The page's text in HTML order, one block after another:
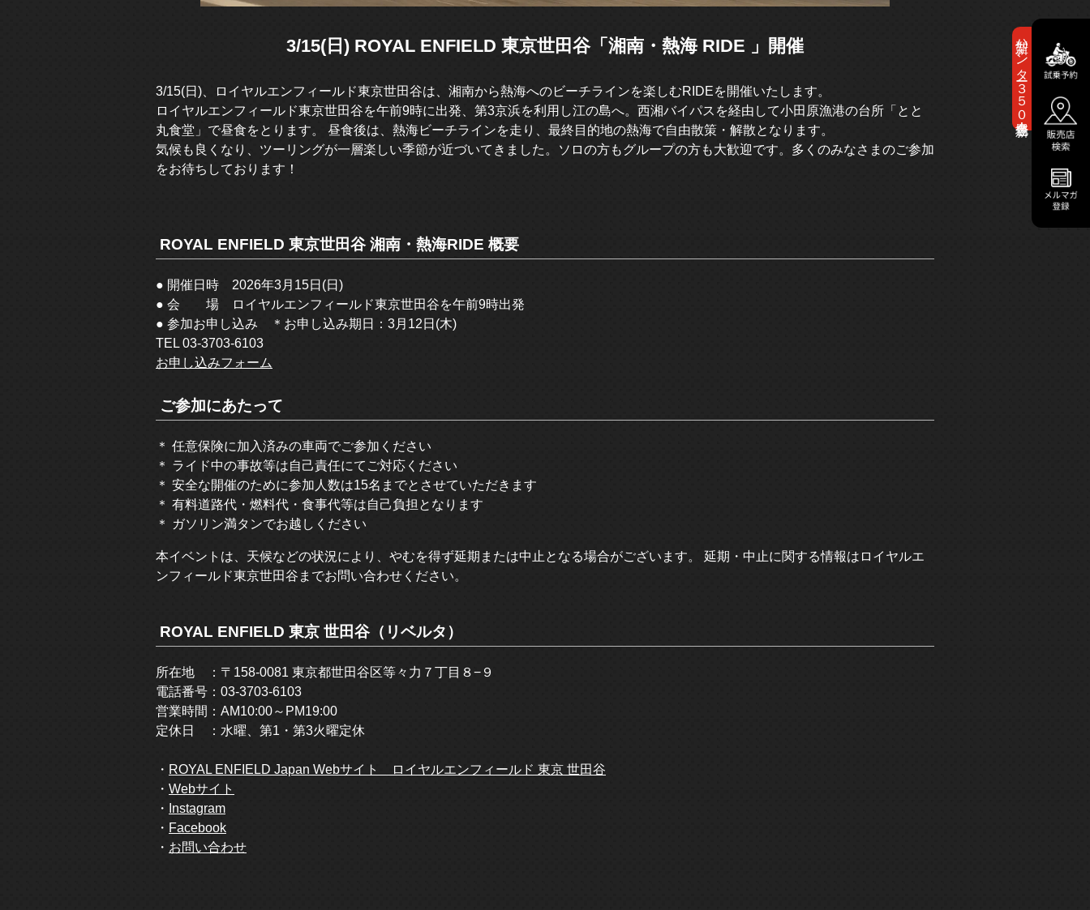
新型ハンター３５０新色登場！
3/15(日) ROYAL ENFIELD 東京世田谷「湘南・熱海 RIDE 」開催
3/15(日)、ロイヤルエンフィールド東京世田谷は、湘南から熱海へのビーチラインを楽しむRIDEを開催いたします。
ロイヤルエンフィールド東京世田谷を午前9時に出発、第3京浜を利用し江の島へ。西湘バイパスを経由して小田原漁港の台所「とと
丸食堂」で昼食をとります。 昼食後は、熱海ビーチラインを走り、最終目的地の熱海で自由散策・解散となります。
気候も良くなり、ツーリングが一層楽しい季節が近づいてきました。ソロの方もグループの方も大歓迎です。多くのみなさまのご参加
をお待ちしております！
ROYAL ENFIELD 東京世田谷 湘南・熱海RIDE 概要
● 開催日時 2026年3月15日(日)
● 会 場 ロイヤルエンフィールド東京世田谷を午前9時出発
● 参加お申し込み ＊お申し込み期日：3月12日(木)
TEL 03-3703-6103
お申し込みフォーム
ご参加にあたって
＊ 任意保険に加入済みの車両でご参加ください
＊ ライド中の事故等は自己責任にてご対応ください
＊ 安全な開催のために参加人数は15名までとさせていただきます
＊ 有料道路代・燃料代・食事代等は自己負担となります
＊ ガソリン満タンでお越しください
本イベントは、天候などの状況により、やむを得ず延期または中止となる場合がございます。 延期・中止に関する情報はロイヤルエ
ンフィールド東京世田谷までお問い合わせください。
ROYAL ENFIELD 東京 世田谷（リベルタ）
所在地 ：〒158-0081 東京都世田谷区等々力７丁目８−９
電話番号：03-3703-6103
営業時間：AM10:00～PM19:00
定休日 ：水曜、第1・第3火曜定休
・ ROYAL ENFIELD Japan Webサイト ロイヤルエンフィールド 東京 世田谷
・ Webサイト
・
Instagram
・ Facebook
・ お問い合わせ